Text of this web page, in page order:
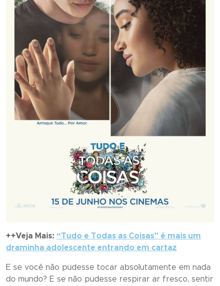
++Veja Mais: “Tudo e Todas as Coisas” é mais um
draminha adolescente entrando em cartaz
E se você não pudesse tocar absolutamente em nada
do mundo? E se não pudesse respirar ar fresco, sentir